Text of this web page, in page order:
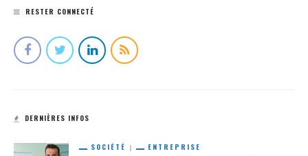
RESTER CONNECTÉ
DERNIÈRES INFOS
SOCIÉTÉ ENTREPRISE